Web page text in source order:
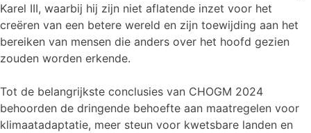
Karel III, waarbij hij zijn niet aflatende inzet voor het
creëren van een betere wereld en zijn toewijding aan het
bereiken van mensen die anders over het hoofd gezien
zouden worden erkende.
Tot de belangrijkste conclusies van CHOGM 2024
behoorden de dringende behoefte aan maatregelen voor
klimaatadaptatie, meer steun voor kwetsbare landen en